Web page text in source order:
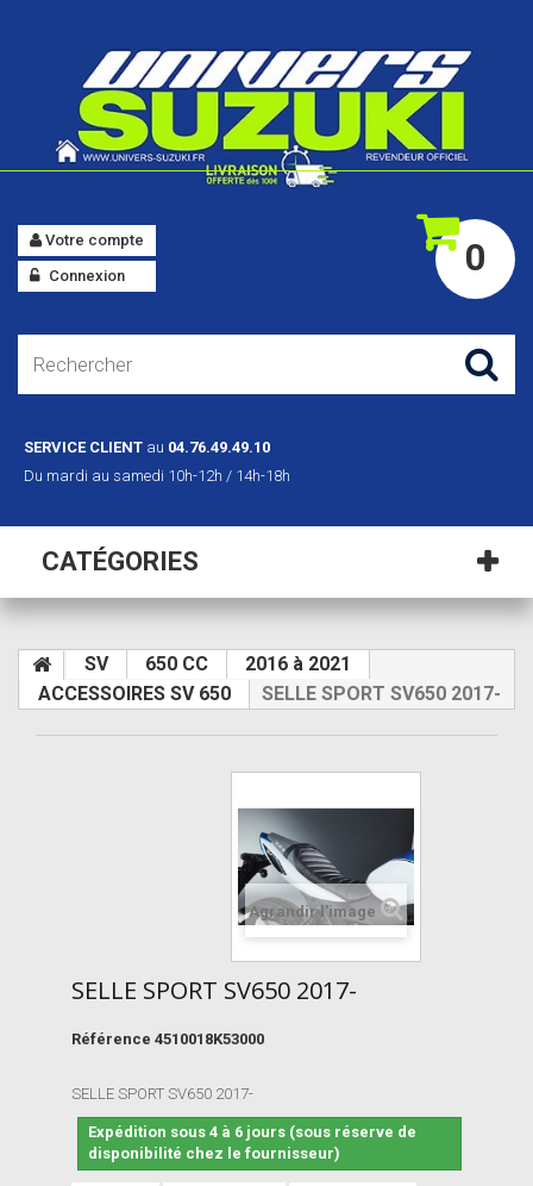
0
Votre compte
Connexion
SERVICE CLIENT au 04.76.49.49.10
Du mardi au samedi 10h-12h / 14h-18h
CATÉGORIES
SV 650 CC
2016 à 2021
ACCESSOIRES SV 650
SELLE SPORT SV650 2017-
Agrandir l'image
SELLE SPORT SV650 2017-
Référence 4510018K53000
SELLE SPORT SV650 2017-
Expédition sous 4 à 6 jours (sous réserve de
disponibilité chez le fournisseur)